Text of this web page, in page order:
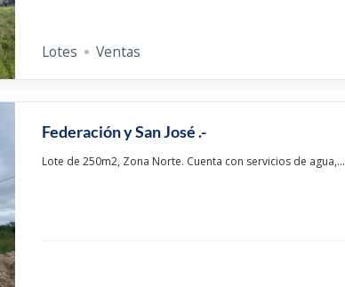
Lotes Ventas
Federación y San José .-
Lote de 250m2, Zona Norte. Cuenta con servicios de agua,...